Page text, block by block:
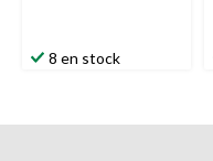
8 en stock